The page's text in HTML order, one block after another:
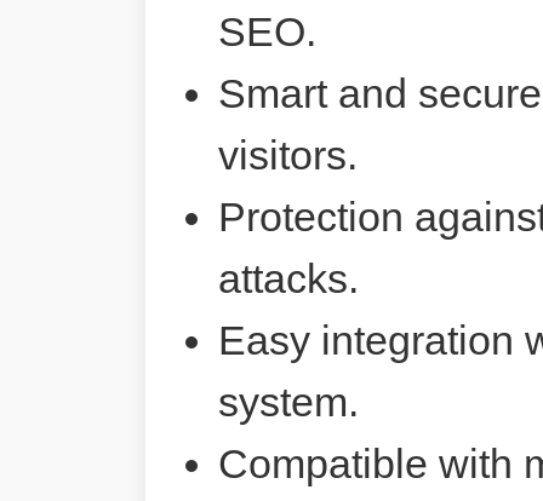
SEO.
Smart and
visitors.
Protection
attacks.
Easy integration
system.
Compatible with